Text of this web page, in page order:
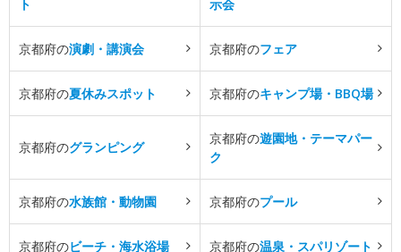
ト 示会
京都府の演劇・講演会 京都府のフェア
京都府の夏休みスポット 京都府のキャンプ場・BBQ場
京都府のグランピング
京都府の遊園地・テーマパー
ク
京都府の水族館・動物園 京都府のプール
京都府のビーチ・海水浴場 京都府の温泉・スパリゾート